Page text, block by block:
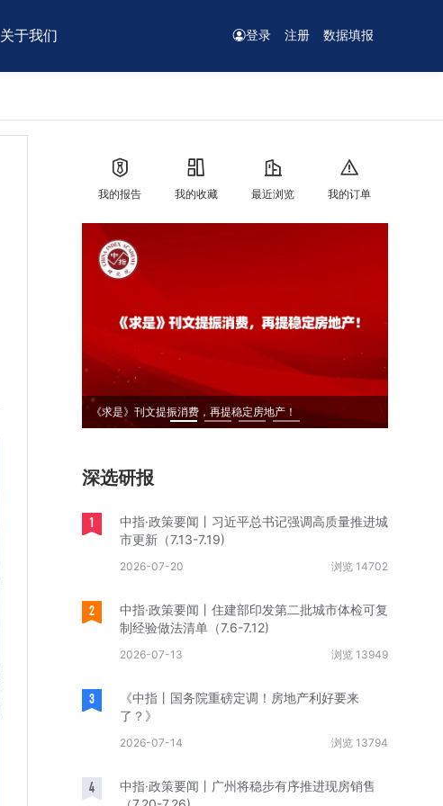
关于我们 登录 注册 数据填报
我的报告 我的收藏 最近浏览 我的订单
《求是》刊文提振消费，再提稳定房地产！
深选研报
1
中指·政策要闻丨习近平总书记强调高质量推进城
市更新（7.13-7.19)
2026-07-20 浏览 14702
2
中指·政策要闻丨住建部印发第二批城市体检可复
制经验做法清单（7.6-7.12)
2026-07-13 浏览 13949
3
《中指丨国务院重磅定调！房地产利好要来
了？》
2026-07-14 浏览 13794
4
中指·政策要闻丨广州将稳步有序推进现房销售